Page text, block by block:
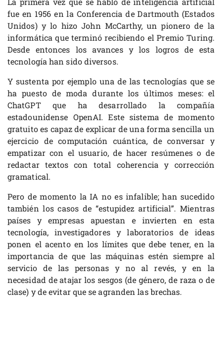
fue en 1956 en la Conferencia de Dartmouth (Estados
Unidos) y lo hizo John McCarthy, un pionero de la
informática que terminó recibiendo el Premio Turing.
Desde entonces los avances y los logros de esta
tecnología han sido diversos.
Y sustenta por ejemplo una de las tecnologías que se
ha puesto de moda durante los últimos meses: el
ChatGPT que ha desarrollado la compañía
estadounidense OpenAI. Este sistema de momento
gratuito es capaz de explicar de una forma sencilla un
ejercicio de computación cuántica, de conversar y
empatizar con el usuario, de hacer resúmenes o de
redactar textos con total coherencia y corrección
gramatical.
Pero de momento la IA no es infalible; han sucedido
también los casos de “estupidez artificial”. Mientras
países y empresas apuestan e invierten en esta
tecnología, investigadores y laboratorios de ideas
ponen el acento en los límites que debe tener, en la
importancia de que las máquinas estén siempre al
servicio de las personas y no al revés, y en la
necesidad de atajar los sesgos (de género, de raza o de
clase) y de evitar que se agranden las brechas.